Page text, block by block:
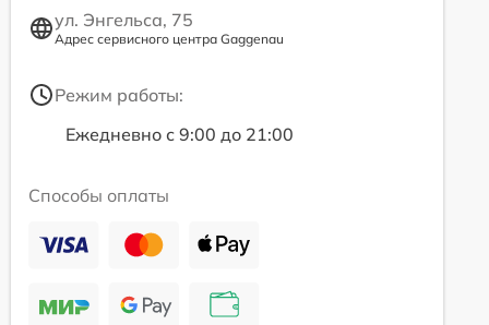
ул. Энгельса, 75
Адрес сервисного центра Gaggenau
Режим работы:
Ежедневно с 9:00 до 21:00
Способы оплаты